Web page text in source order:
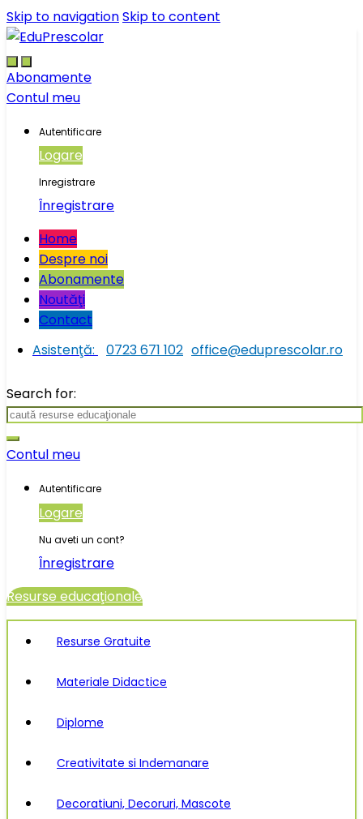
Skip to navigationSkip to content
Abonamente
Contul meu
Autentificare
Logare
Inregistrare
Înregistrare
Home
Despre noi
Abonamente
Noutăţi
Contact
Asistenţă:
0723 671 102 office@eduprescolar.ro
Search for:
Contul meu
Autentificare
Logare
Nu aveti un cont?
Înregistrare
Resurse educaţionale
Resurse Gratuite
Materiale Didactice
Diplome
Creativitate si Indemanare
Decoratiuni, Decoruri, Mascote